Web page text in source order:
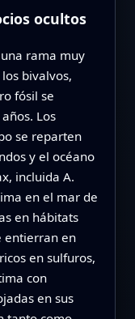
ocultos
rama muy
bivalvos,
fósil se
Los
se reparten
y el océano
incluida A.
en el mar de
en hábitats
entierran en
en sulfuros,
con
en sus